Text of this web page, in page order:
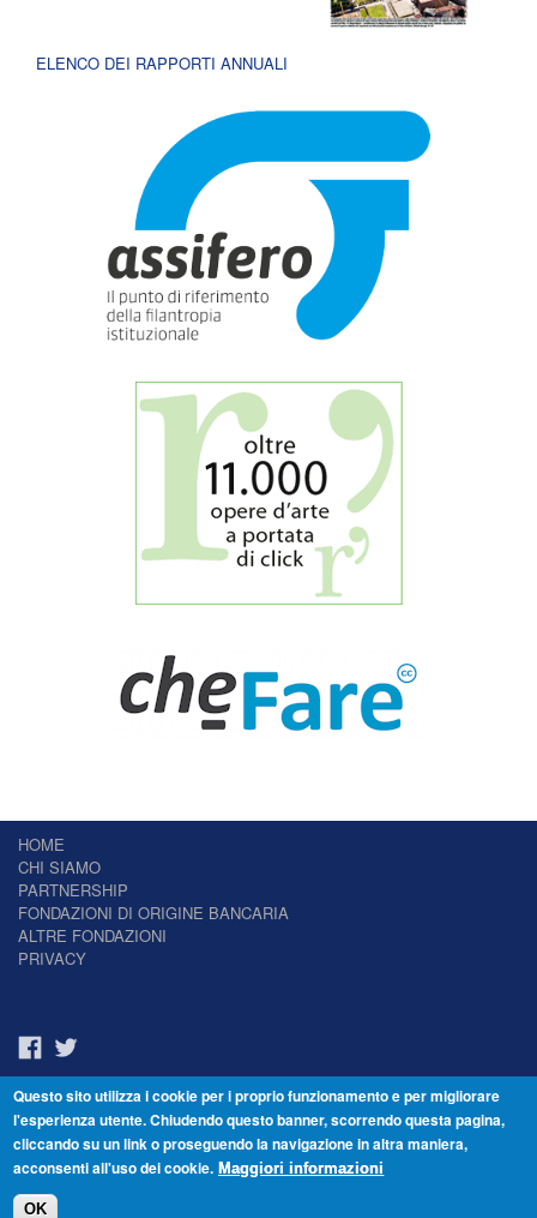
ELENCO DEI RAPPORTI ANNUALI
HOME
CHI SIAMO
PARTNERSHIP
FONDAZIONI DI ORIGINE BANCARIA
ALTRE FONDAZIONI
PRIVACY
Il Giornale delle Fondazioni - Periodico telematico
Reg. Tribunale n.7 del 22/07/2014 – ISSN 2421-2466
© Fondazione Venezia 2000 - Dorsoduro 3488/U - 30123 Venezia - Italia -
Questo sito utilizza i cookie per i proprio funzionamento e per migliorare
l'esperienza utente. Chiudendo questo banner, scorrendo questa pagina,
cliccando su un link o proseguendo la navigazione in altra maniera,
acconsenti all'uso dei cookie. Maggiori informazioni
OK